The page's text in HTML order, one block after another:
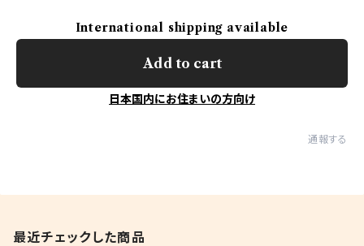
International shipping available
Add to cart
日本国内にお住まいの方向け
通報する
最近チェックした商品